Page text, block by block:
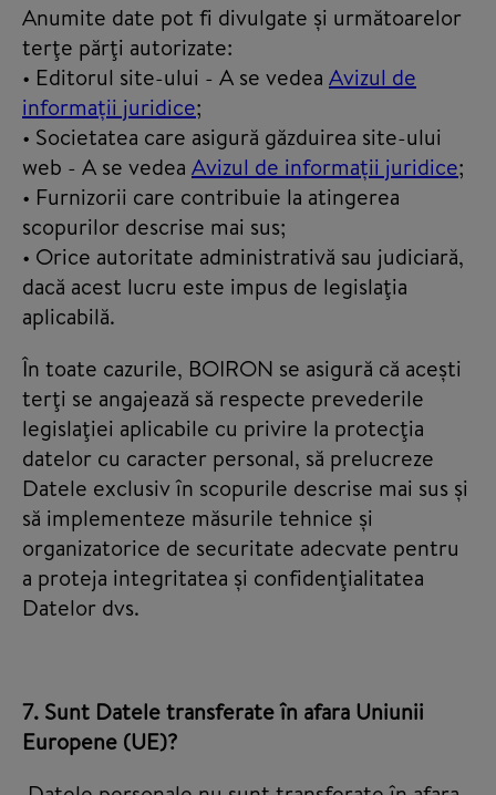
Anumite date pot fi divulgate și următoarelor
terţe părţi autorizate:
• Editorul site-ului - A se vedea Avizul de
informații juridice;
• Societatea care asigură găzduirea site-ului
web - A se vedea Avizul de informații juridice;
• Furnizorii care contribuie la atingerea
scopurilor descrise mai sus;
• Orice autoritate administrativă sau judiciară,
dacă acest lucru este impus de legislaţia
aplicabilă.
În toate cazurile, BOIRON se asigură că acești
terţi se angajează să respecte prevederile
legislaţiei aplicabile cu privire la protecţia
datelor cu caracter personal, să prelucreze
Datele exclusiv în scopurile descrise mai sus și
să implementeze măsurile tehnice și
organizatorice de securitate adecvate pentru
a proteja integritatea și confidenţialitatea
Datelor dvs.
7. Sunt Datele transferate în afara Uniunii
Europene (UE)?